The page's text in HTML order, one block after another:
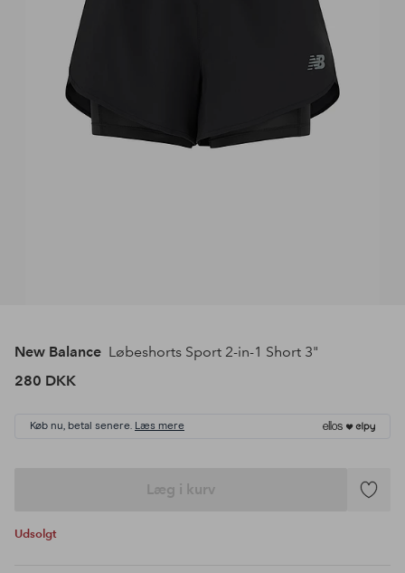
New Balance Løbeshorts Sport 2-in-1 Short 3"
280 DKK
Køb nu, betal senere. Læs mere
Læg i kurv
Tilføj
Udsolgt